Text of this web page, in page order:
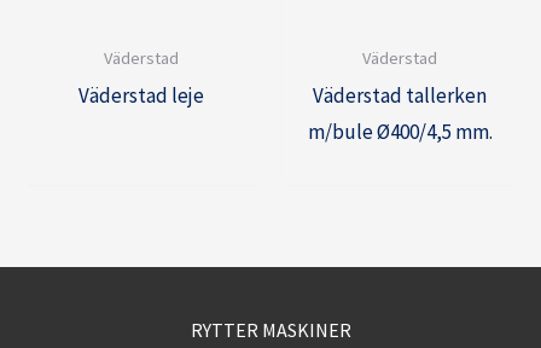
Väderstad
Väderstad leje
Väderstad
Väderstad tallerken
m/bule Ø400/4,5 mm.
RYTTER MASKINER